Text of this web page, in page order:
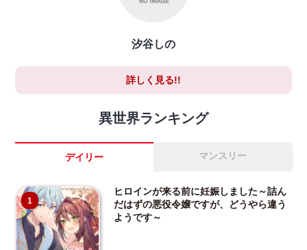
汐谷しの
詳しく見る!!
異世界ランキング
デイリー マンスリー
1
ヒロインが来る前に妊娠しました～詰ん
だはずの悪役令嬢ですが、どうやら違う
ようです～